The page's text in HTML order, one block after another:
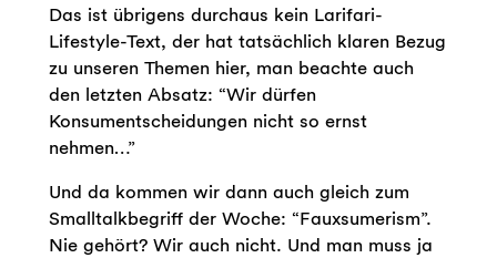
Das ist übrigens durchaus kein Larifari-
Lifestyle-Text, der hat tatsächlich klaren Bezug
zu unseren Themen hier, man beachte auch
den letzten Absatz: “Wir dürfen
Konsumentscheidungen nicht so ernst
nehmen…”
Und da kommen wir dann auch gleich zum
Smalltalkbegriff der Woche: “Fauxsumerism”.
Nie gehört? Wir auch nicht. Und man muss ja